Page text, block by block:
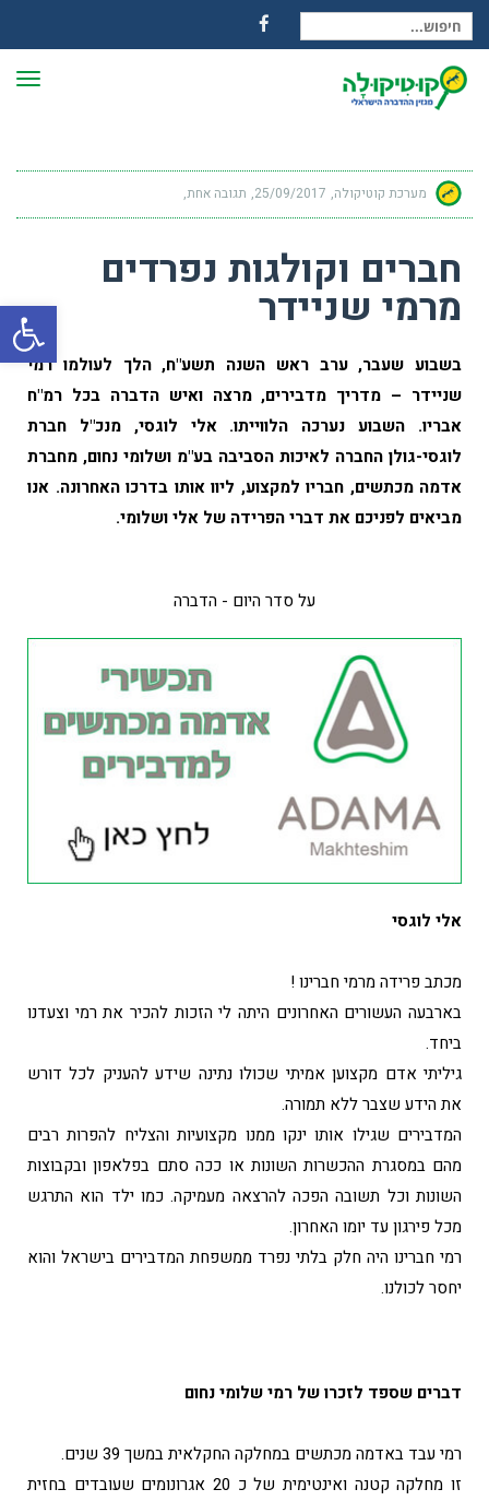
חיפוש עבור:
Facebook
מערכת קוטיקולה 25/09/2017 תגובה אחת
חברים וקולגות נפרדים
מרמי שניידר
בשבוע שעבר, ערב ראש השנה תשע"ח, הלך לעולמו רמי
שניידר – מדריך מדבירים, מרצה ואיש הדברה בכל רמ"ח
אבריו. השבוע נערכה הלווייתו. אלי לוגסי, מנכ"ל חברת
לוגסי-גולן החברה לאיכות הסביבה בע"מ ושלומי נחום, מחברת
אדמה מכתשים, חבריו למקצוע, ליוו אותו בדרכו האחרונה. אנו
מביאים לפניכם את דברי הפרידה של אלי ושלומי.
על סדר היום - הדברה
אלי לוגסי
מכתב פרידה מרמי חברינו !
בארבעה העשורים האחרונים היתה לי הזכות להכיר את רמי וצעדנו
ביחד.
גיליתי אדם מקצוען אמיתי שכולו נתינה שידע להעניק לכל דורש
את הידע שצבר ללא תמורה.
המדבירים שגילו אותו ינקו ממנו מקצועיות והצליח להפרות רבים
מהם במסגרת ההכשרות השונות או ככה סתם בפלאפון ובקבוצות
השונות וכל תשובה הפכה להרצאה מעמיקה. כמו ילד הוא התרגש
מכל פירגון עד יומו האחרון.
רמי חברינו היה חלק בלתי נפרד ממשפחת המדבירים בישראל והוא
יחסר לכולנו.
דברים שספד לזכרו של רמי שלומי נחום
רמי עבד באדמה מכתשים במחלקה החקלאית במשך 39 שנים.
זו מחלקה קטנה ואינטימית של כ 20 אגרונומים שעובדים בחזית